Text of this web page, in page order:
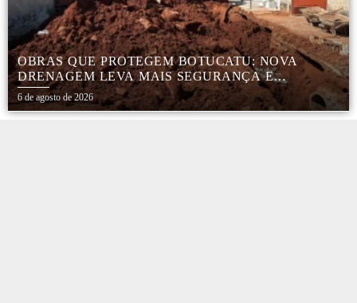
OBRAS QUE PROTEGEM BOTUCATU: NOVA
DRENAGEM LEVA MAIS SEGURANÇA E
TRANQUILIDADE AOS MORADORES DA COHAB
5
6 de agosto de 2026